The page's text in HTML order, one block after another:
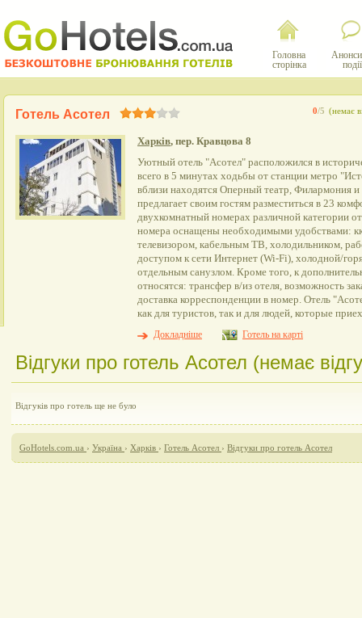
Головна
сторінка
події
0/5 (немає
Готель Асотел
Харків, пер. Кравцова 8
Уютный отель "Асотел" расположился в
всего в 5 минутах ходьбы от станции метро
вблизи находятся Оперный театр, Филармония
предлагает своим гостям разместиться в 23
двухкомнатный номерах различной категории
номера оснащены необходимыми удобствами:
телевизором, кабельным ТВ, холодильником,
доступом к сети Интернет (Wi-Fi), холодной/
отдельным санузлом. Кроме того, к
относятся: трансфер в/из отеля, возможность
доставка корреспонденции в номер. Отель
как для туристов, так и для людей, которые
Докладніше
Готель на карті
Відгуки про готель Асотел (немає
Відгуків про готель ще не було
GoHotels.com.ua › Україна › Харків › Готель Асотел › Відгуки про готель Асотел